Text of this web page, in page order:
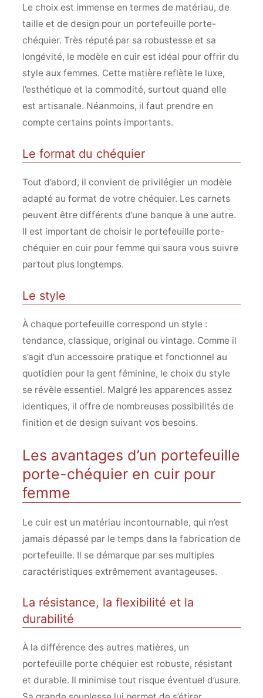
Le choix est immense en termes de matériau, de
taille et de design pour un portefeuille porte-
chéquier. Très réputé par sa robustesse et sa
longévité, le modèle en cuir est idéal pour offrir du
style aux femmes. Cette matière reflète le luxe,
l’esthétique et la commodité, surtout quand elle
est artisanale. Néanmoins, il faut prendre en
compte certains points importants.
Le format du chéquier
Tout d’abord, il convient de privilégier un modèle
adapté au format de votre chéquier. Les carnets
peuvent être différents d’une banque à une autre.
Il est important de choisir le portefeuille porte-
chéquier en cuir pour femme qui saura vous suivre
partout plus longtemps.
Le style
À chaque portefeuille correspond un style :
tendance, classique, original ou vintage. Comme il
s’agit d’un accessoire pratique et fonctionnel au
quotidien pour la gent féminine, le choix du style
se révèle essentiel. Malgré les apparences assez
identiques, il offre de nombreuses possibilités de
finition et de design suivant vos besoins.
Les avantages d’un portefeuille
porte-chéquier en cuir pour
femme
Le cuir est un matériau incontournable, qui n’est
jamais dépassé par le temps dans la fabrication de
portefeuille. Il se démarque par ses multiples
caractéristiques extrêmement avantageuses.
La résistance, la flexibilité et la
durabilité
À la différence des autres matières, un
portefeuille porte chéquier est robuste, résistant
et durable. Il minimise tout risque éventuel d’usure.